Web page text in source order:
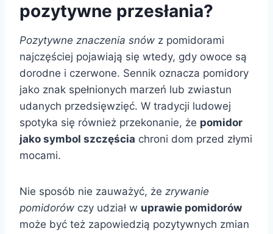
pozytywne przesłania?
Pozytywne znaczenia snów z pomidorami
najczęściej pojawiają się wtedy, gdy owoce są
dorodne i czerwone. Sennik oznacza pomidory
jako znak spełnionych marzeń lub zwiastun
udanych przedsięwzięć. W tradycji ludowej
spotyka się również przekonanie, że pomidor
jako symbol szczęścia chroni dom przed złymi
mocami.
Nie sposób nie zauważyć, że zrywanie
pomidorów czy udział w uprawie pomidorów
może być też zapowiedzią pozytywnych zmian